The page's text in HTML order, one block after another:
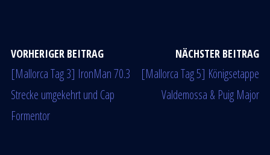
VORHERIGER BEITRAG
[Mallorca Tag 3] IronMan 70.3
Strecke umgekehrt und Cap
Formentor
NÄCHSTER BEITRAG
[Mallorca Tag 5] Königsetappe
Valdemossa & Puig Major